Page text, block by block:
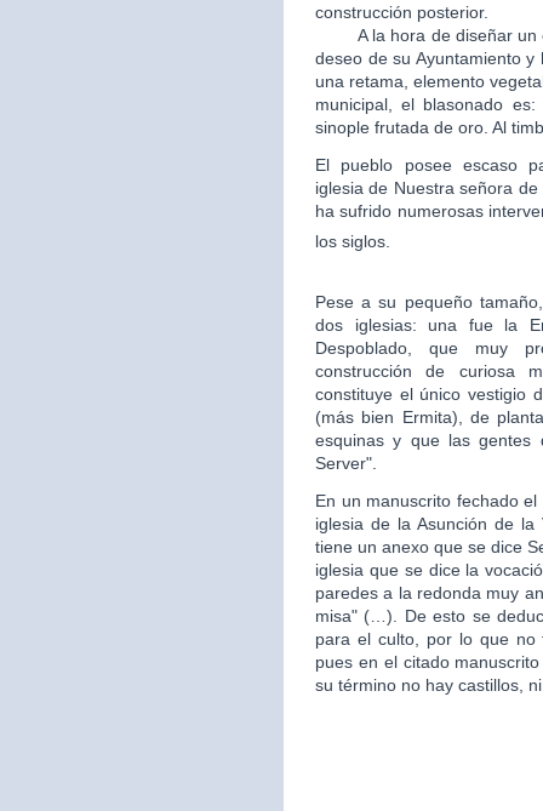
construcción posterior.
A la hora de diseñar un
deseo de su Ayuntamiento
una retama, elemento
municipal, el blasonado
sinople frutada de oro. Al
El pueblo posee escaso
iglesia de Nuestra señora
ha sufrido numerosas
los siglos.
Pese a su pequeño
dos iglesias: una fue la
Despoblado, que muy
construcción de curiosa
constituye el único vestigio
(más bien Ermita), de
esquinas y que las gentes
Server".
En un manuscrito fechado
iglesia de la Asunción de
tiene un anexo que se dice
iglesia que se dice la
paredes a la redonda muy
misa" (…). De esto se
para el culto, por lo que no
pues en el citado
su término no hay castillos,